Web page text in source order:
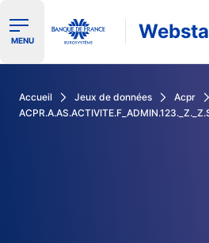
Ouvrir le menu de navigation
MENU
Accueil Jeux de données
Acpr